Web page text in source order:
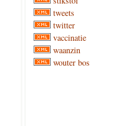
tweets
twitter
vaccinatie
waanzin
wouter bos